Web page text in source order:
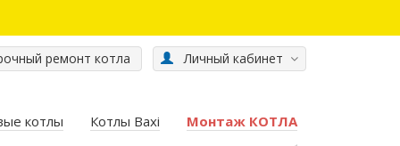
Личный кабинет
ремонт котла
котлы Котлы Baxi
Монтаж КОТЛА